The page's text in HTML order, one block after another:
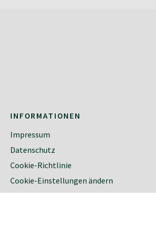
INFORMATIONEN
Impressum
Datenschutz
Cookie-Richtlinie
Cookie-Einstellungen ändern